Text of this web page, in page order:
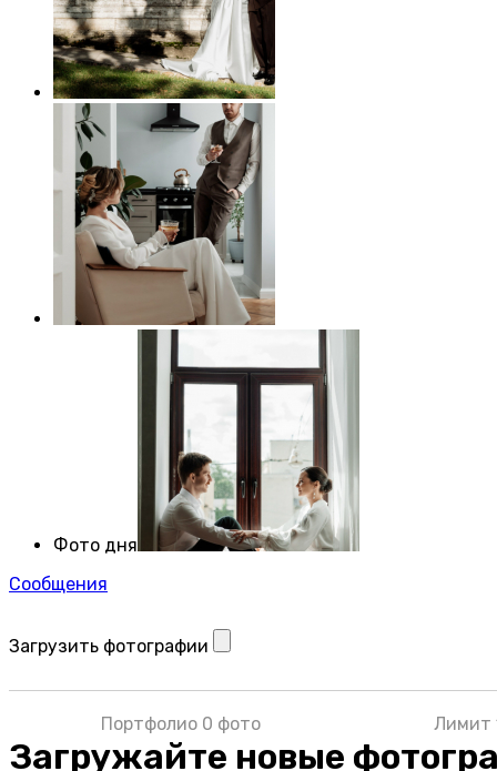
Фото дня
Сообщения
Загрузить фотографии
Портфолио 0 фото Лимит
Загружайте новые